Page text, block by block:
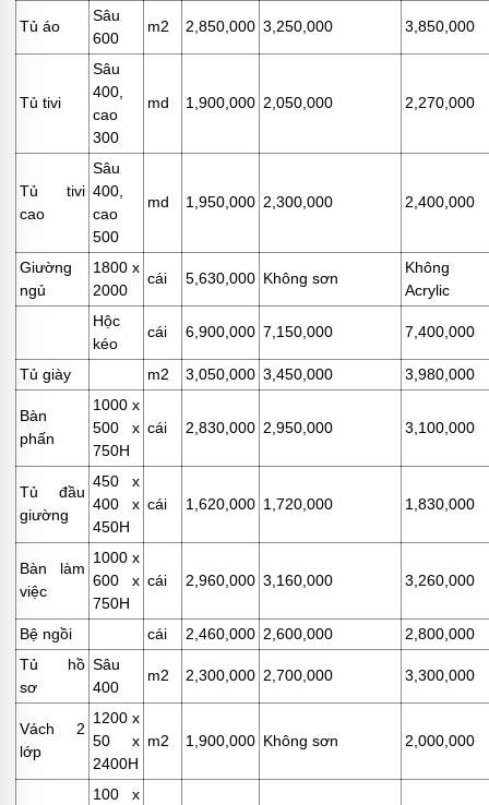
Tủ áo
Sâu
600
m2 2,850,000 3,250,000 3,850,000
Tủ tivi
Sâu
400,
cao
300
md 1,900,000 2,050,000 2,270,000
Tủ tivi
cao
Sâu
400,
cao
500
md 1,950,000 2,300,000 2,400,000
Giường
ngủ
1800 x
2000
cái 5,630,000 Không sơn
Không
Acrylic
Hộc
kéo
cái 6,900,000 7,150,000 7,400,000
Tủ giày m2 3,050,000 3,450,000 3,980,000
Bàn
phấn
1000 x
500 x
750H
cái 2,830,000 2,950,000 3,100,000
Tủ đầu
giường
450 x
400 x
450H
cái 1,620,000 1,720,000 1,830,000
Bàn làm
việc
1000 x
600 x
750H
cái 2,960,000 3,160,000 3,260,000
Bệ ngồi cái 2,460,000 2,600,000
2,800,000
Tủ hồ
sơ
Sâu
400
m2 2,300,000 2,700,000 3,300,000
Vách 2
lớp
1200 x
50 x
2400H
m2 1,900,000 Không sơn 2,000,000
100 x